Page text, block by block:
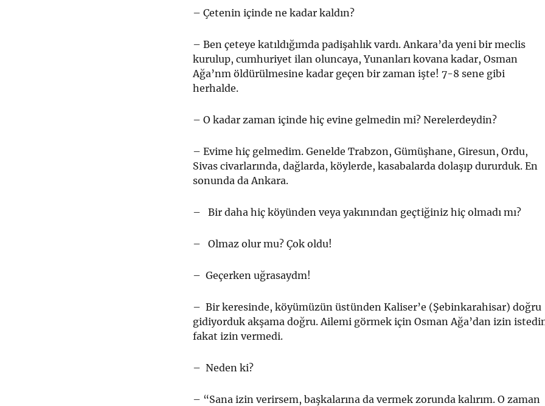
– Çetenin içinde ne kadar kaldın?
– Ben çeteye katıldığımda padişahlık vardı. Ankara’da ye­ni bir meclis
kurulup, cumhuriyet ilan oluncaya, Yunanla­rı kovana kadar, Osman
Ağa’nm öldürülmesine kadar geçen bir zaman işte! 7-8 sene gibi
herhalde.
– O kadar zaman içinde hiç evine gelmedin mi? Nereler­deydin?
– Evime hiç gelmedim. Genelde Trabzon, Gümüşhane, Giresun, Ordu,
Sivas civarlarında, dağlarda, köylerde, kasa­balarda dolaşıp dururduk. En
sonunda da Ankara.
– Bir daha hiç köyünden veya yakınından geçtiğiniz hiç olmadı mı?
– Olmaz olur mu? Çok oldu!
– Geçerken uğrasaydm!
– Bir keresinde, köyümüzün üstünden Kaliser’e (Şebin­karahisar) doğru
gidiyorduk akşama doğru. Ailemi görmek için Osman Ağa’dan izin
fakat izin vermedi.
– Neden ki?
– “Sana izin verirsem, başkalarına da vermek zorunda ka­lırım. O zaman